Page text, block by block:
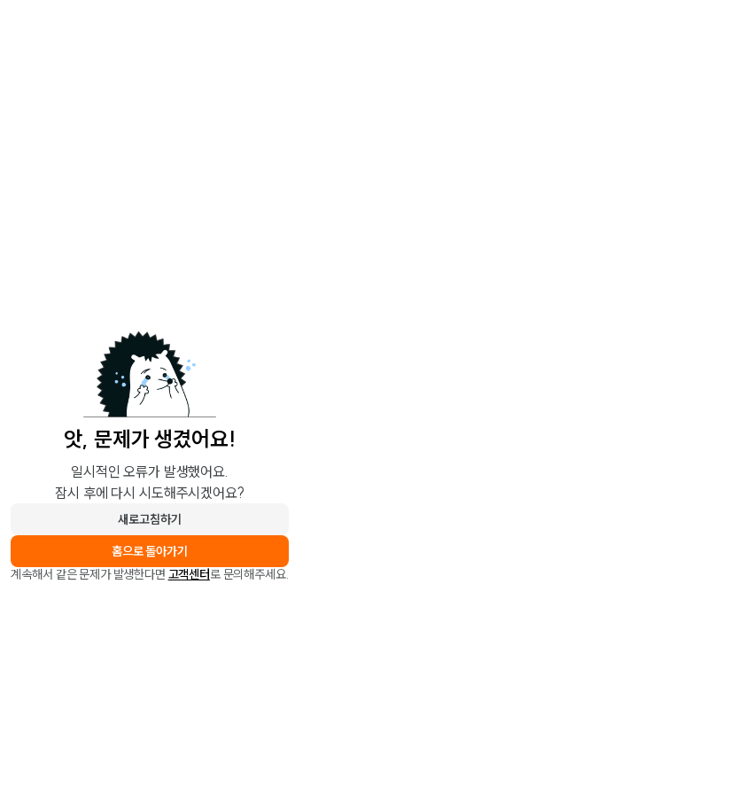
앗, 문제가 생겼어요!
일시적인 오류가 발생했어요.
잠시 후에 다시 시도해주시겠어요?
새로고침하기
홈으로 돌아가기
계속해서 같은 문제가 발생한다면 고객센터로 문의해주세요.